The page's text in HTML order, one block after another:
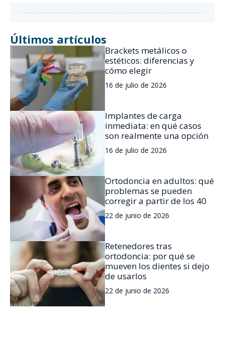
Últimos artículos
Brackets metálicos o
estéticos: diferencias y
cómo elegir
16 de julio de 2026
Implantes de carga
inmediata: en qué casos
son realmente una opción
16 de julio de 2026
Ortodoncia en adultos: qué
problemas se pueden
corregir a partir de los 40
22 de junio de 2026
Retenedores tras
ortodoncia: por qué se
mueven los dientes si dejo
de usarlos
22 de junio de 2026